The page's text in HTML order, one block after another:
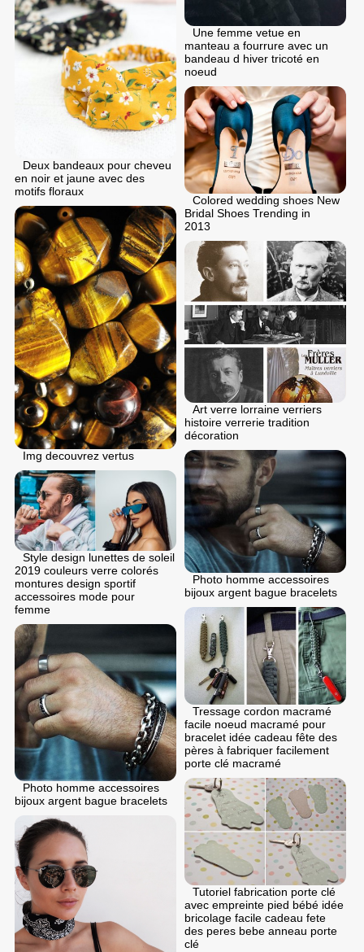
Une femme vetue en
manteau a fourrure avec un
bandeau d hiver tricoté en
noeud
Deux bandeaux pour cheveu
en noir et jaune avec des
motifs floraux
Colored wedding shoes New
Bridal Shoes Trending in
2013
Img decouvrez vertus
Art verre lorraine verriers
histoire verrerie tradition
décoration
Photo homme accessoires
bijoux argent bague bracelets
Style design lunettes de soleil
2019 couleurs verre colorés
montures design sportif
accessoires mode pour
femme
Tressage cordon macramé
facile noeud macramé pour
bracelet idée cadeau fête des
pères à fabriquer facilement
porte clé macramé
Photo homme accessoires
bijoux argent bague bracelets
Tutoriel fabrication porte clé
avec empreinte pied bébé idée
bricolage facile cadeau fete
des peres bebe anneau porte
clé